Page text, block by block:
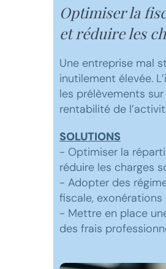
Optimiser la
et réduire les
Une entreprise mal
inutilement élevée.
les prélèvements
rentabilité de
SOLUTIONS
- Optimiser la
réduire les charges
- Adopter des
fiscale,
- Mettre en place
des frais